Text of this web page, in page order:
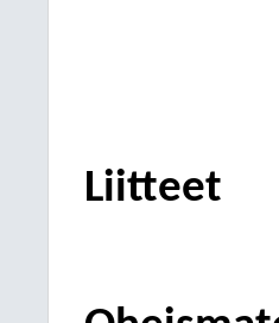
Liitteet